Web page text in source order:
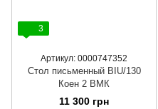
3
Артикул: 0000747352
Стол письменный BIU/130
Коен 2 ВМК
11 300 грн